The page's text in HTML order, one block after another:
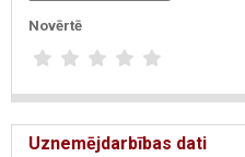
Novērtē
Uznemējdarbības dati